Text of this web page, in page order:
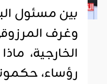
بين مسئول
وغرف
الخارجية،
رؤساء،